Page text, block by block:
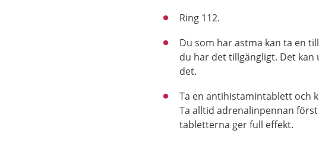
Ring 112.
Du som har astma kan ta en
du har det tillgängligt. Det
det.
Ta en antihistamintablett och
Ta alltid adrenalinpennan
tabletterna ger full effekt.